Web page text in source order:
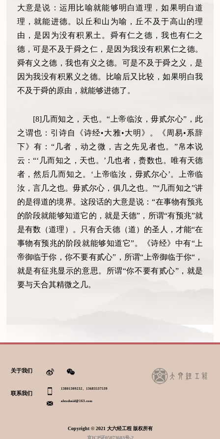
大意是说：运用比喻就能够明白道理，如果明白道
理，就能进德。以丘和山为喻，丘不及于高山的理
由，是因为没有积累土。舜有仁之德，我也有仁之
德，可是不及于舜之仁，是因为我没有积累仁之德。
舜有义之德，我也有义之德。可是不及于舜之义，是
因为我没有积累义之德。比喻后又比较，如果明白我
不及于舜的原由，就能够进德了。
[8]几而知之，天也。“上帝临汝，毋贰尔心”，此
之谓也：引诗自《诗经•大雅•大明》。《周易•系辞
下》有：“几者，动之微，吉之先见者也。”帛本说
云：“‘几而知之，天也。’几也者，赉数也。唯有天德
者，然后几而知之。‘上帝临汝，毋贰尔心’。上帝临
汝，言几之也。毋贰尔心，俱几之也。”“几而知之”讲
的是得道的境界。这段话的大意是说：“在事物有预兆
的阶段就能够知道它的，就是天德”，所谓“有预兆”就
是有数（道理）。只有合天德（道）的圣人，才能“在
事物有预兆的阶段就能够知道它”。《诗经》中有“上
帝御临于你，你不要有贰心”，所谓“上帝御临于你“，
就是有征兆显示的意思。所谓“你不要有贰心”，就是
要与天合其精微之几。
关于我们
联系我们
13801309232、13683537539
alexzhaid@163.com
Copyright © 2021 大六经工程 版权所有
京ICP证05073683号-2